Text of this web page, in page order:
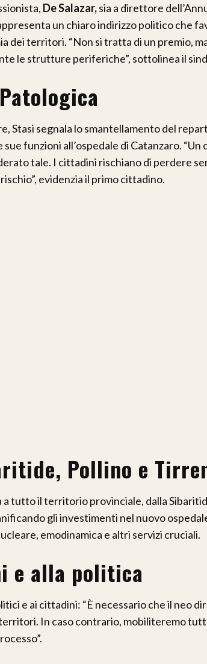
De Salazar,sia a direttore
un chiaro indirizzo politico che
dei territori. “Non si tratta di un premio,
le strutture periferiche”, sottolinea il
Stasi segnala lo smantellamento del
funzioni all’ospedale di Catanzaro. “Un
tale. I cittadini rischiano di perdere
evidenzia il primo cittadino.
Pollino e
tutto il territorio provinciale, dalla
gli investimenti nel nuovo
emodinamica e altri servizi cruciali.
e alla politica
e ai cittadini: “È necessario che il neo
In caso contrario, mobiliteremo